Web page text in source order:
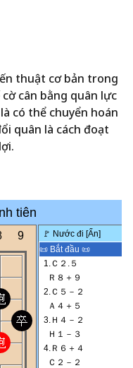
thuật cơ bản trong
cân bằng quân lực
có thể chuyển hoán
quân là cách đoạt